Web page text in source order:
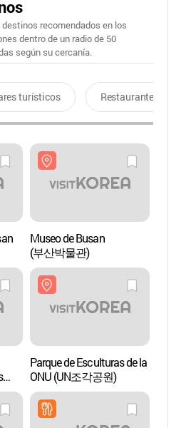
destinos recomendados en los
dentro de un radio de 50
según su cercanía.
turísticos Restaurantes
Museo de Busan
(부산박물관)
Parque de Esculturas de la
ONU (UN조각공원)